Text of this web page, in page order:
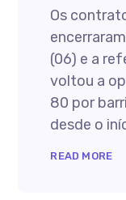
Os
(06) e a
voltou a
80 por
desde o
READ MORE